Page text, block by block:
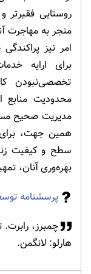
روستایی
منجر به مهاجرت
امر نیز
برای ارایه
تخصصی‌نبودن
محدودیت
‌مدیریت صحیح
همین جهت،
سطح و کیفیت
بهره‌وری آنان،
پرسشنامه
چمبرز، رابرت.
هارلو: لانگمن.